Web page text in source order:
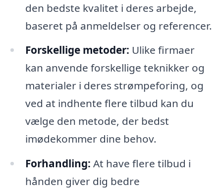
den bedste kvalitet i deres arbejde,
baseret på anmeldelser og referencer.
Forskellige metoder: Ulike firmaer
kan anvende forskellige teknikker og
materialer i deres strømpeforing, og
ved at indhente flere tilbud kan du
vælge den metode, der bedst
imødekommer dine behov.
Forhandling: At have flere tilbud i
hånden giver dig bedre